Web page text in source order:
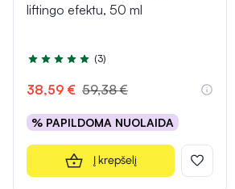
liftingo efektu, 50 ml
Įvertinimas 5.0 iš 5
(3)
38,59 € 59,38 €
% PAPILDOMA NUOLAIDA
Į krepšelį